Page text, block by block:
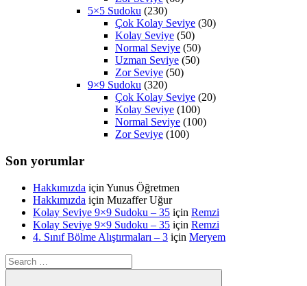
5×5 Sudoku (230)
Çok Kolay Seviye (30)
Kolay Seviye (50)
Normal Seviye (50)
Uzman Seviye (50)
Zor Seviye (50)
9×9 Sudoku (320)
Çok Kolay Seviye (20)
Kolay Seviye (100)
Normal Seviye (100)
Zor Seviye (100)
Son yorumlar
Hakkımızda için Yunus Öğretmen
Hakkımızda için Muzaffer Uğur
Kolay Seviye 9×9 Sudoku – 35 için Remzi
Kolay Seviye 9×9 Sudoku – 35 için Remzi
4. Sınıf Bölme Alıştırmaları – 3 için Meryem
Search
for: